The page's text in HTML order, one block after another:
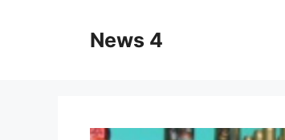
News 4